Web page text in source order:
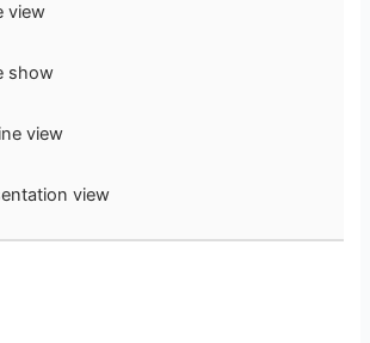
view
show
view
view